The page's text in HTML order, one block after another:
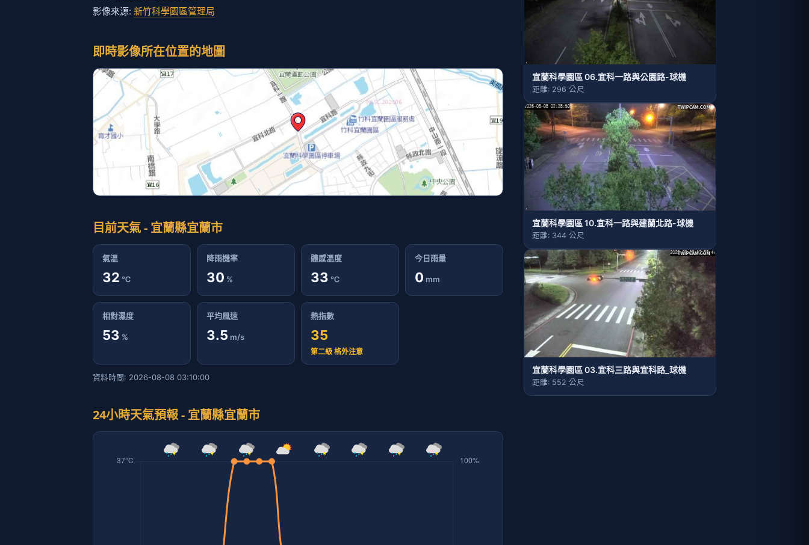
影像來源: 新竹科學園區管理局
即時影像所在位置的地圖
目前天氣 - 宜蘭縣宜蘭市
氣溫
32 ℃
降雨機率
30 %
體感溫度
33 ℃
今日雨量
0 mm
相對濕度
53 %
平均風速
3.5 m/s
熱指數
35
第二級 格外注意
資料時間: 2026-08-08 03:10:00
24小時天氣預報 - 宜蘭縣宜蘭市
宜蘭科學園區 06.宜科一路與公園路-球機
距離: 296 公尺
宜蘭科學園區 10.宜科一路與建蘭北路-球機
距離: 344 公尺
宜蘭科學園區 03.宜科三路與宜科路_球機
距離: 552 公尺